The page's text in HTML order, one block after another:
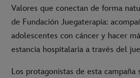
Valores que conectan de forma
de Fundación Juegaterapia:
adolescentes con cáncer y hacer
estancia hospitalaria a través del
Los protagonistas de esta campaña